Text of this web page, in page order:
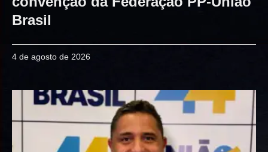
Brasil
4 de agosto de 2026